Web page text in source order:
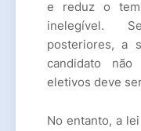
e reduz o
inelegível.
posteriores, a
candidato
eletivos deve
No entanto, a